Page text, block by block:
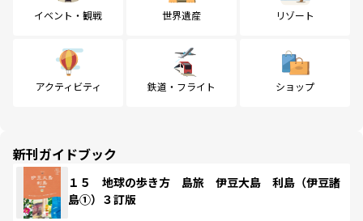
イベント・観戦 世界遺産 リゾート
アクティビティ 鉄道・フライト ショップ
新刊ガイドブック
１５ 地球の歩き方 島旅 伊豆大島 利島（伊豆諸
島①）３訂版